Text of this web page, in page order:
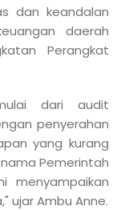
dan keandalan
daerah
Perangkat
dari audit
penyerahan
yang kurang
Pemerintah
menyampaikan
ujar Ambu Anne.